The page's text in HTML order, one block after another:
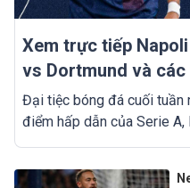
Xem trực tiếp
vs Dortmund và
tuần này trên
Đại tiệc bóng đá cuối tuần
điểm hấp dẫn của Serie
VTVcab, ON Plus.